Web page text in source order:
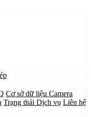
Cơ sở dữ liệu Camera
Trạng thái Dịch vụ Liên hệ